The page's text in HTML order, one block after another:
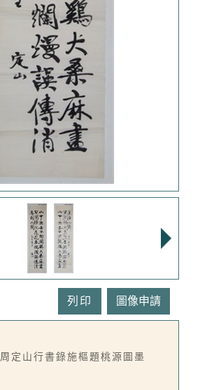
列印
周定山行書錄施樞題桃源圖墨